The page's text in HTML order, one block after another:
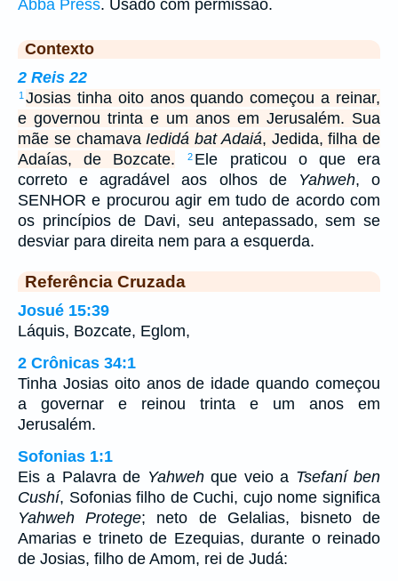
Abba Press. Usado com permissão.
Contexto
2 Reis 22
1 Josias tinha oito anos quando começou a reinar,
e governou trinta e um anos em Jerusalém. Sua
mãe se chamavaIedidá bat Adaiá, Jedida, filha de
Adaías, de Bozcate.
2 Ele praticou o que era
correto e agradável aos olhos de
Yahweh, o
SENHOR e procurou agir em tudo de acordo com
os princípios de Davi, seu antepassado, sem se
desviar para direita nem para a esquerda.
Referência Cruzada
Josué 15:39
Láquis, Bozcate, Eglom,
2 Crônicas 34:1
Tinha Josias oito anos de idade quando começou
a governar e reinou trinta e um anos em
Jerusalém.
Sofonias 1:1
Eis a Palavra de Yahwehque veio a Tsefaní ben
Cushí, Sofonias filho de Cuchi, cujo nome significa
Yahweh Protege; neto de Gelalias, bisneto de
Amarias e trineto de Ezequias, durante o reinado
de Josias, filho de Amom, rei de Judá: